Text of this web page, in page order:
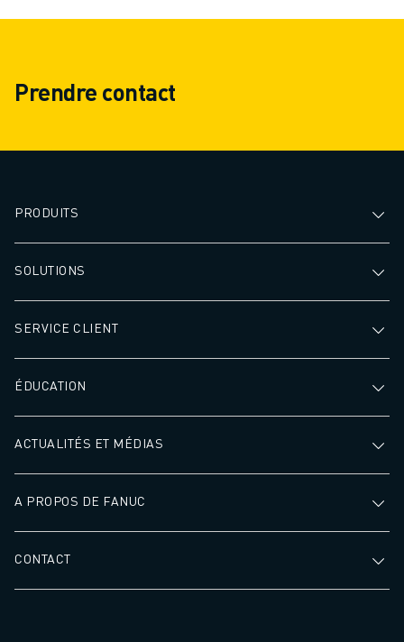
Prendre contact
PRODUITS
SOLUTIONS
SERVICE CLIENT
ÉDUCATION
ACTUALITÉS ET MÉDIAS
A PROPOS DE FANUC
CONTACT